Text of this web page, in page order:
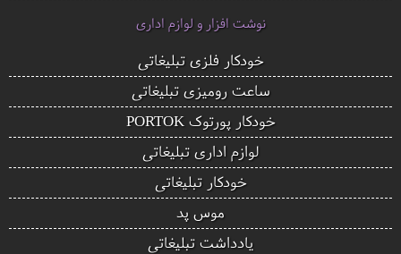
نوشت افزار و لوازم اداری
خودکار فلزی تبلیغاتی
ساعت رومیزی تبلیغاتی
خودکار پورتوک PORTOK
لوازم اداری تبلیغاتی
خودکار تبلیغاتی
موس پد
یادداشت تبلیغاتی